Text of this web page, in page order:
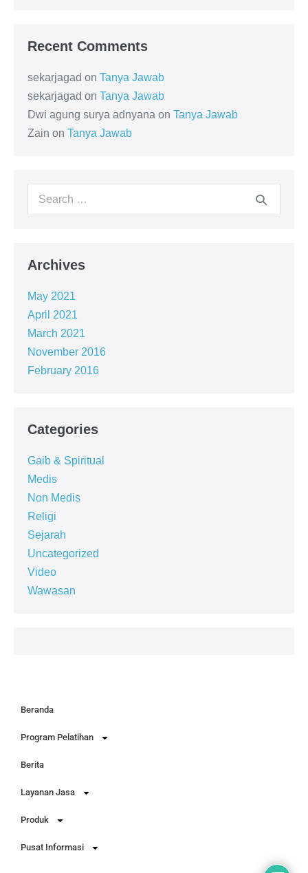
Recent Comments
sekarjagad on Tanya Jawab
sekarjagad on Tanya Jawab
Dwi agung surya adnyana on Tanya Jawab
Zain on Tanya Jawab
Archives
May 2021
April 2021
March 2021
November 2016
February 2016
Categories
Gaib & Spiritual
Medis
Non Medis
Religi
Sejarah
Uncategorized
Video
Wawasan
Beranda
Program Pelatihan
Berita
Layanan Jasa
Produk
Pusat Informasi